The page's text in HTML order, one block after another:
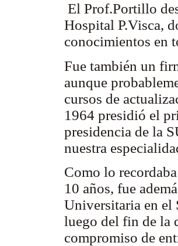
El Prof.Portillo
Hospital P.Visca,
conocimientos en
Fue también un
aunque
cursos de
1964 presidió el
presidencia de la
nuestra
Como lo
10 años, fue
Universitaria en el
luego del fin de la
compromiso de